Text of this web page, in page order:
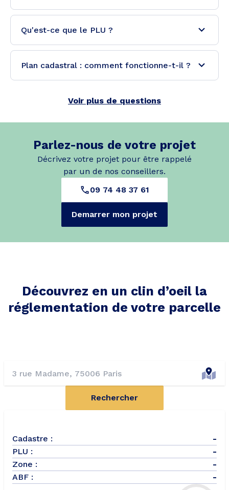
Qu'est-ce que le PLU ?
Plan cadastral : comment fonctionne-t-il ?
Voir plus de questions
Parlez-nous de votre projet
Décrivez votre projet pour être rappelé
par un de nos conseillers.
09 74 48 37 61
Demarrer mon projet
Découvrez en un clin d’oeil la
réglementation de votre parcelle
Rechercher
Cadastre :
-
PLU :
-
Zone :
-
ABF :
-